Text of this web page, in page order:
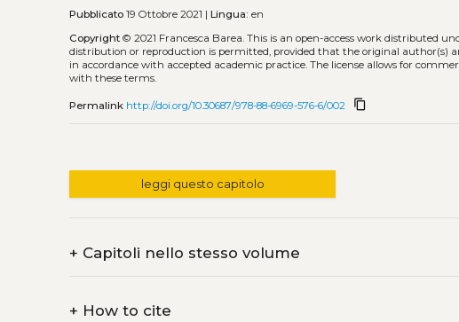
Pubblicato 19 Ottobre 2021 |Lingua: en
Copyright © 2021 Francesca Barea.This is an open-access work distributed
distribution or reproduction is permitted, provided that the original author(s)
in accordance with accepted academic practice. The license allows for
with these terms.
Permalink http://doi.org/10.30687/978-88-6969-576-6/002 content_copy
leggi questo capitolo
+ Capitoli nello stesso volume
+ How to cite